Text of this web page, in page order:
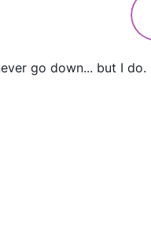
go down... but I do.